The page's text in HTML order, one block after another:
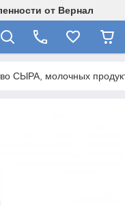
от Вернал
СЫРА, молочных